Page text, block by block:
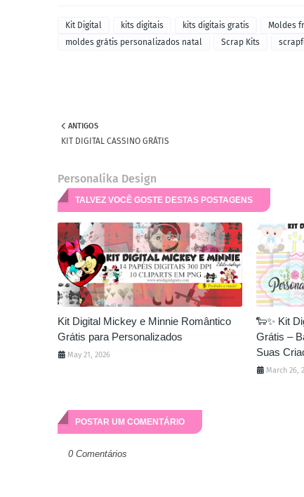
Kit Digital kits digitais kits digitais gratis Moldes
moldes grátis personalizados natal
Scrap Kits
ANTIGOS
KIT DIGITAL CASSINO GRÁTIS
Personalika Design
TALVEZ VOCÊ GOSTE DESTAS POSTAGENS
Kit Digital Mickey e Minnie Romântico
Grátis para Personalizados
May 21, 2026
🐑✨ Kit
Grátis –
Suas
March 26,
POSTAR UM COMENTÁRIO
0 Comentários